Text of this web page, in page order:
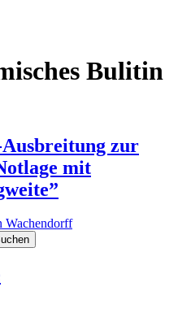
Bulitin
zur
mit
Wachendorff